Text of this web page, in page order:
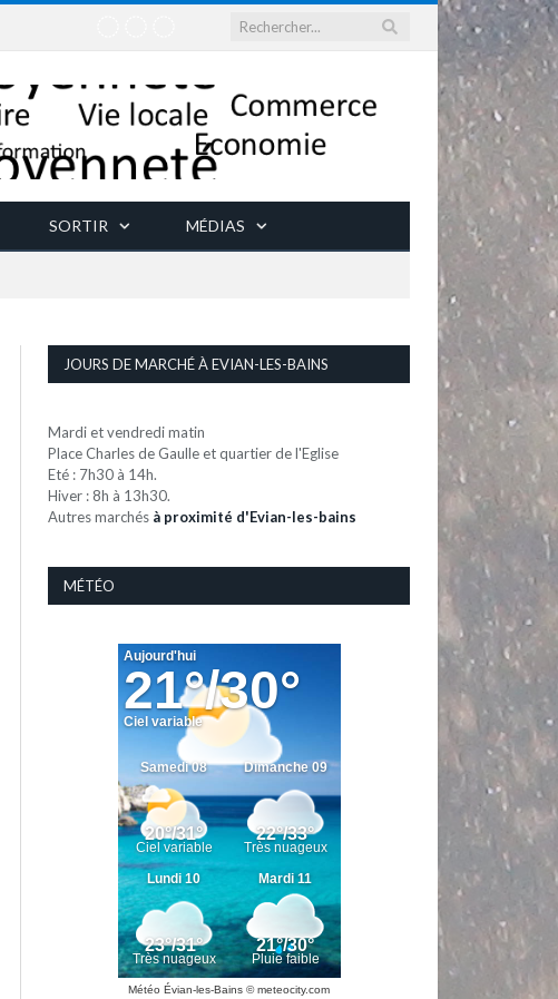
SORTIR MÉDIAS
JOURS DE MARCHÉ À EVIAN-LES-BAINS
Mardi et vendredi matin
Place Charles de Gaulle et quartier de l'Eglise
Eté : 7h30 à 14h.
Hiver : 8h à 13h30.
Autres marchés à proximité d'Evian-les-bains
MÉTÉO
Météo Évian-les-Bains © meteocity.com